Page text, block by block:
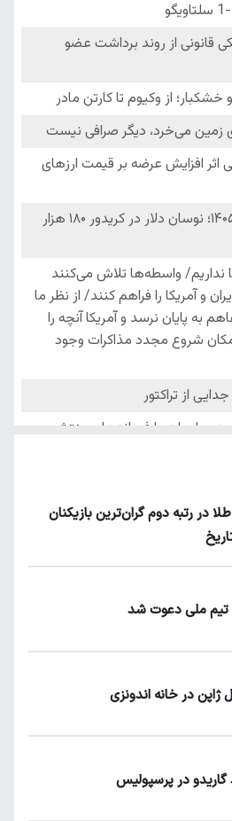
در رتبه دوم گران‌ترین بازیکنان
تیم ملی دعوت شد
ژاپن در خانه اندونزی
گاریدو در پرسپولیس